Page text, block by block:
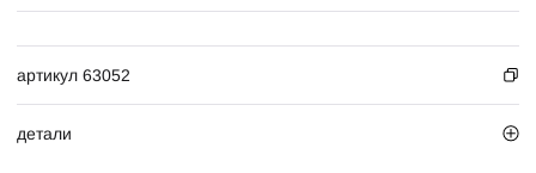
артикул 63052
детали